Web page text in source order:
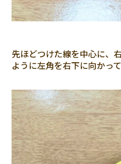
先ほどつけた線を中心に、
ように左角を右下に向かっ